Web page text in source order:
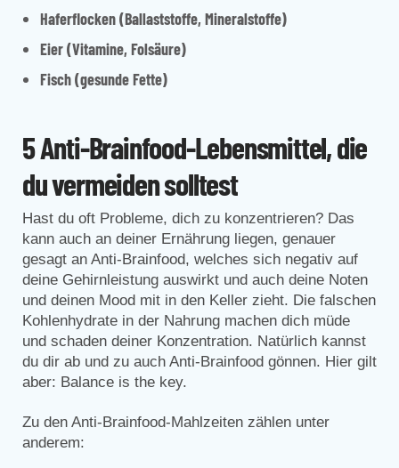
Haferflocken (Ballaststoffe, Mineralstoffe)
Eier (Vitamine, Folsäure)
Fisch (gesunde Fette)
5 Anti-Brainfood-Lebensmittel, die
du vermeiden solltest
Hast du oft Probleme, dich zu konzentrieren? Das
kann auch an deiner Ernährung liegen, genauer
gesagt an Anti-Brainfood, welches sich negativ auf
deine Gehirnleistung auswirkt und auch deine Noten
und deinen Mood mit in den Keller zieht. Die falschen
Kohlenhydrate in der Nahrung machen dich müde
und schaden deiner Konzentration. Natürlich kannst
du dir ab und zu auch Anti-Brainfood gönnen. Hier gilt
aber: Balance is the key.
Zu den Anti-Brainfood-Mahlzeiten zählen unter
anderem: